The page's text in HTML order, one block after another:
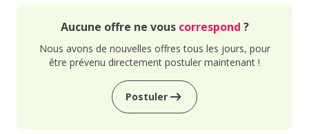
Aucune offre ne vous correspond ?
Nous avons de nouvelles offres tous les jours, pour
être prévenu directement postuler maintenant !
Postuler